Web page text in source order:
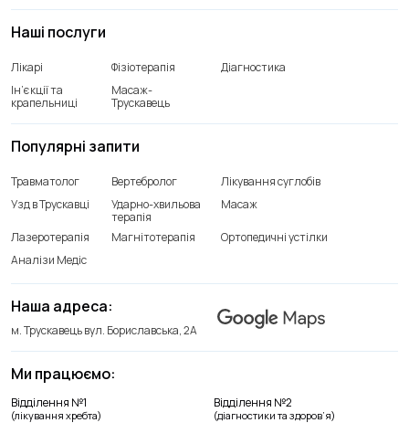
Наші послуги
Лікарі Фізіотерапія
Діагностика
Ін’єкції та
крапельниці
Масаж-
Трускавець
Ми працюємо:
Відділення №1
(лікування хребта)
Відділення №2
(діагностики та здоров’я)
Наша адреса:
м. Трускавець вул. Бориславська, 2А
Популярні запити
Травматолог Вертебролог
Лікування суглобів
Узд в Трускавці
Ударно-хвильова
терапія
Масаж
Лазеротерапія Магнітотерапія
Ортопедичні устілки
Аналізи Медіс